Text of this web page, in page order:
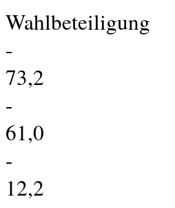
Wahlbeteiligung
-
73,2
-
61,0
-
12,2